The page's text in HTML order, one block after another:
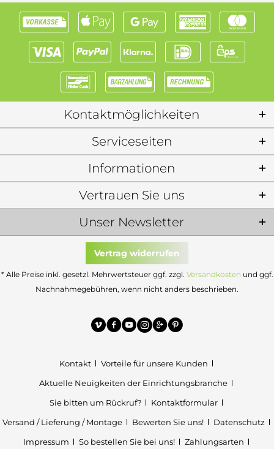
Kontaktmöglichkeiten
Serviceseiten
Informationen
Unser Newsletter
Vertrauen Sie uns
Vertrag widerrufen
* Alle Preise inkl. gesetzl. Mehrwertsteuer ggf. zzgl. Versandkosten und ggf.
Nachnahmegebühren, wenn nicht anders beschrieben.
Kontakt
Vorteile für unsere Kunden
Aktuelle Neuigkeiten der Einrichtungsbranche
Sie bitten um Rückruf?
Kontaktformular
Versand / Lieferung / Montage
Bewerten Sie uns!
Datenschutz
Impressum
So bestellen Sie bei uns! Zahlungsarten